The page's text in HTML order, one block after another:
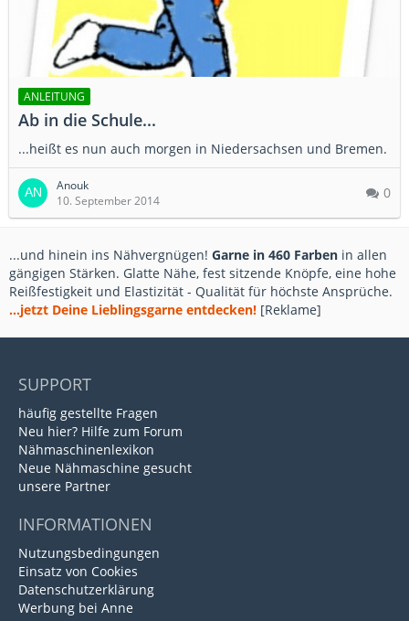
ANLEITUNG
Ab in die Schule...
...heißt es nun auch morgen in Niedersachsen und Bremen.
Anouk
10. September 2014
0
...und hinein ins Nähvergnügen! Garne in 460 Farben in allen
gängigen Stärken. Glatte Nähe, fest sitzende Knöpfe, eine hohe
Reißfestigkeit und Elastizität - Qualität für höchste Ansprüche.
...jetzt Deine Lieblingsgarne entdecken! [Reklame]
SUPPORT
häufig gestellte Fragen
Neu hier? Hilfe zum Forum
Nähmaschinenlexikon
Neue Nähmaschine gesucht
unsere Partner
INFORMATIONEN
Nutzungsbedingungen
Einsatz von Cookies
Datenschutzerklärung
Werbung bei Anne